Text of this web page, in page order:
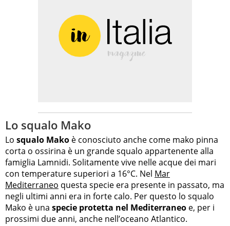
Lo squalo Mako
Lo squalo Mako è conosciuto anche come mako pinna
corta o ossirina è un grande squalo appartenente alla
famiglia Lamnidi. Solitamente vive nelle acque dei mari
con temperature superiori a 16°C. Nel Mar
Mediterraneo questa specie era presente in passato, ma
negli ultimi anni era in forte calo. Per questo lo squalo
Mako è una specie protetta nel Mediterraneo e, per i
prossimi due anni, anche nell’oceano Atlantico.